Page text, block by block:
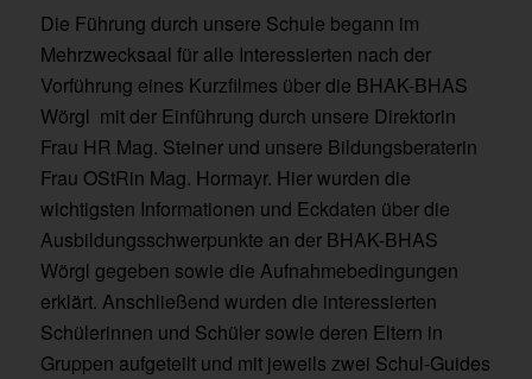
Die Führung durch unsere Schule begann im
Mehrzwecksaal für alle Interessierten nach der
Vorführung eines Kurzfilmes über die BHAK-BHAS
Wörgl mit der Einführung durch unsere Direktorin
Frau HR Mag. Steiner und unsere Bildungsberaterin
Frau OStRin Mag. Hormayr. Hier wurden die
wichtigsten Informationen und Eckdaten über die
Ausbildungsschwerpunkte an der BHAK-BHAS
Wörgl gegeben sowie die Aufnahmebedingungen
erklärt. Anschließend wurden die interessierten
Schülerinnen und Schüler sowie deren Eltern in
Gruppen aufgeteilt und mit jeweils zwei Schul-Guides